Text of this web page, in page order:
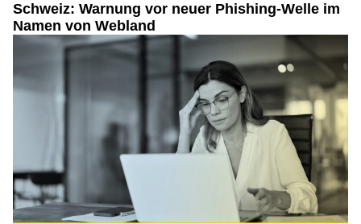
Schweiz: Warnung vor neuer Phishing-Welle im
Namen von Webland